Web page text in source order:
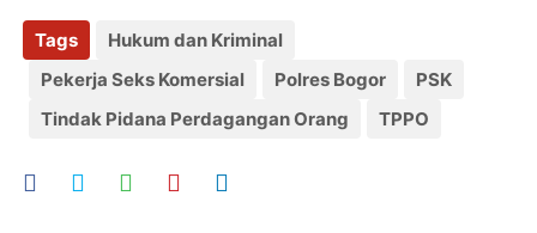
Tags
Hukum dan Kriminal
Pekerja Seks Komersial
Polres Bogor
PSK
Tindak Pidana Perdagangan Orang
TPPO